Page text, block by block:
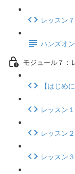
レッスン
ハンズオ
モジュール７：
【はじめ
レッスン
レッスン
レッスン